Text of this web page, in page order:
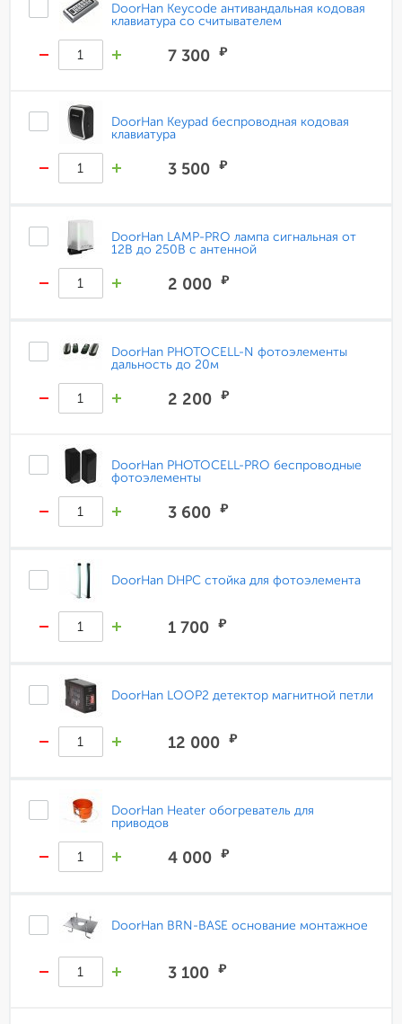
DoorHan Keycode антивандальная кодовая
клавиатура со считывателем
7 300 ₽
DoorHan Keypad беспроводная кодовая
клавиатура
3 500 ₽
DoorHan LAMP-PRO лампа сигнальная от
12В до 250В с антенной
2 000 ₽
DoorHan PHOTOCELL-N фотоэлементы
дальность до 20м
2 200 ₽
DoorHan PHOTOCELL-PRO беспроводные
фотоэлементы
3 600 ₽
DoorHan DHPC стойка для фотоэлемента
1 700 ₽
DoorHan LOOP2 детектор магнитной петли
12 000 ₽
DoorHan Heater обогреватель для
приводов
4 000 ₽
DoorHan BRN-BASE основание монтажное
3 100 ₽